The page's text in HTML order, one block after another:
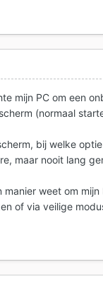
mijn PC om een
(normaal
bij welke
maar nooit lang
weet om
of via veilige